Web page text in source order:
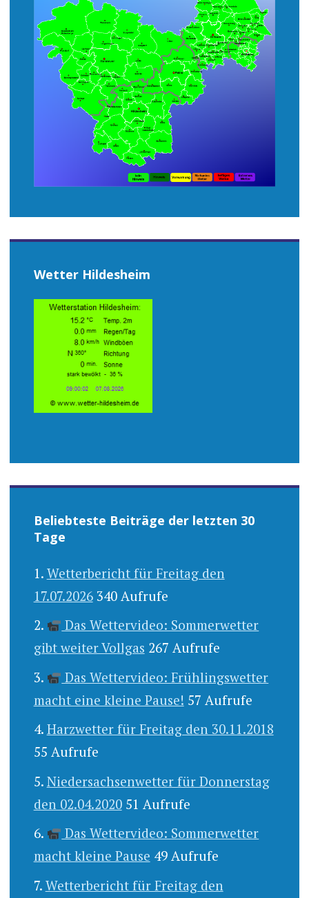
Wetter Hildesheim
Beliebteste Beiträge der letzten 30
Tage
Wetterbericht für Freitag den
17.07.2026 340 Aufrufe
Das Wettervideo: Sommerwetter
gibt weiter Vollgas 267 Aufrufe
Das Wettervideo: Frühlingswetter
macht eine kleine Pause! 57 Aufrufe
Harzwetter für Freitag den 30.11.2018
55 Aufrufe
Niedersachsenwetter für Donnerstag
den 02.04.2020 51 Aufrufe
Das Wettervideo: Sommerwetter
macht kleine Pause 49 Aufrufe
Wetterbericht für Freitag den